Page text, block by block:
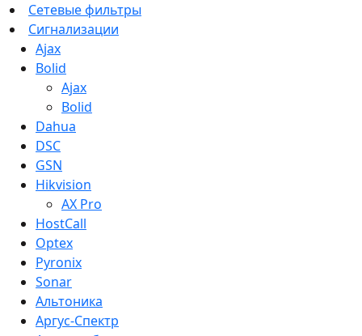
Сетевые фильтры
Сигнализации
Ajax
Bolid
Ajax
Bolid
Dahua
DSC
GSN
Hikvision
AX Pro
HostCall
Optex
Pyronix
Sonar
Альтоника
Аргус-Спектр